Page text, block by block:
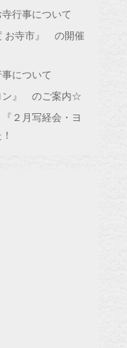
行事について
お寺市』 の開催
について
ン』 のご案内☆
２月写経会・ヨ